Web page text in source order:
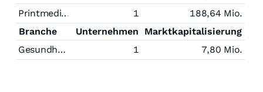
Printmedien
1
188,64 Mio.
Branche
Unternehmen
Marktkapitalisierung
Gesundheitswesen
1 7,80 Mio.